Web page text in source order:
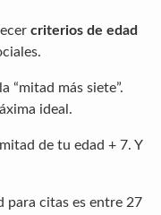
criterios de edad
“mitad más siete”.
ideal.
de tu edad + 7. Y
para citas es entre 27